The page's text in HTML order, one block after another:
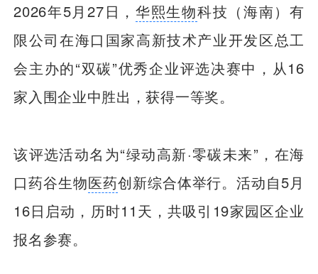
2026年5月27日， 华熙生物科技（海南）有
限公司在海口国家高新技术产业开发区总工
会主办的“双碳”优秀企业评选决赛中，从16
家入围企业中胜出，获得一等奖。
该评选活动名为“绿动高新·零碳未来”，在海
口药谷生物医药创新综合体举行。活动自5月
16日启动，历时11天，共吸引19家园区企业
报名参赛。